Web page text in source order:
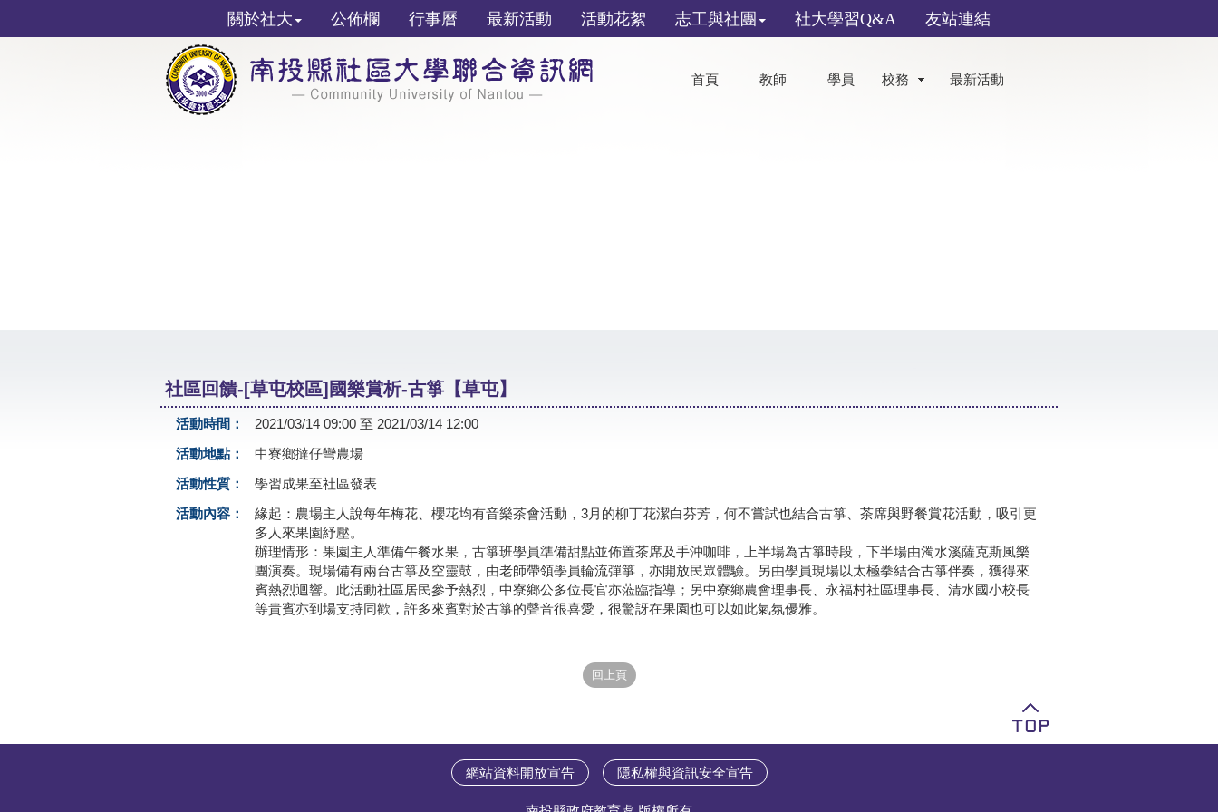
關於社大 公佈欄 行事曆 最新活動 活動花絮 志工與社團 社大學習Q&A 友站連結
首頁 教師 學員 校務 最新活動
社區回饋-[草屯校區]國樂賞析-古箏【草屯】
活動時間：
2021/03/14 09:00 至 2021/03/14 12:00
活動地點：
中寮鄉撻仔彎農場
活動性質：
學習成果至社區發表
活動內容：
緣起：農場主人說每年梅花、櫻花均有音樂茶會活動，3月的柳丁花潔白芬芳，何不嘗試也結合古箏、茶席與野餐賞花活動，吸引更
多人來果園紓壓。
辦理情形：果園主人準備午餐水果，古箏班學員準備甜點並佈置茶席及手沖咖啡，上半場為古箏時段，下半場由濁水溪薩克斯風樂
團演奏。現場備有兩台古箏及空靈鼓，由老師帶領學員輪流彈箏，亦開放民眾體驗。另由學員現場以太極拳結合古箏伴奏，獲得來
賓熱烈迴響。此活動社區居民參予熱烈，中寮鄉公多位長官亦蒞臨指導；另中寮鄉農會理事長、永福村社區理事長、清水國小校長
等貴賓亦到場支持同歡，許多來賓對於古箏的聲音很喜愛，很驚訝在果園也可以如此氣氛優雅。
網站資料開放宣告 隱私權與資訊安全宣告